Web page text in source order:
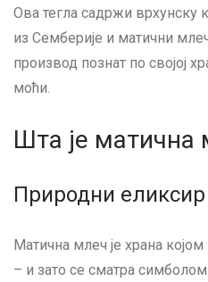
Ова тегла садржи врхунску
из Семберије и матични
производ познат по својој
моћи.
Шта је матична
Природни
Матична млеч је храна
– и зато се сматра